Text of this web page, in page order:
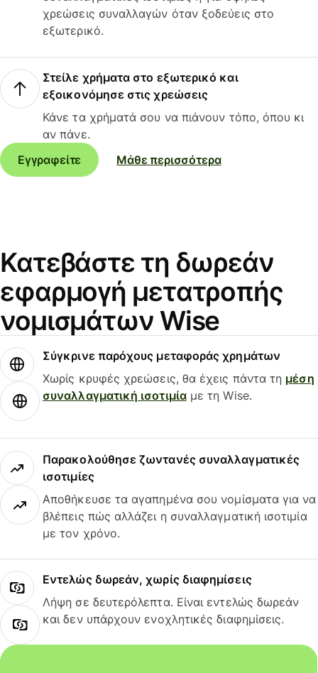
χρεώσεις συναλλαγών όταν ξοδεύεις στο
εξωτερικό.
Στείλε χρήματα στο εξωτερικό και
εξοικονόμησε στις χρεώσεις
Κάνε τα χρήματά σου να πιάνουν τόπο, όπου κι
αν πάνε.
Εγγραφείτε
Μάθε περισσότερα
Κατεβάστε τη δωρεάν
εφαρμογή μετατροπής
νομισμάτων Wise
Σύγκρινε παρόχους μεταφοράς χρημάτων
Χωρίς κρυφές χρεώσεις, θα έχεις πάντα τη μέση
συναλλαγματική ισοτιμίαμε τη Wise.
Παρακολούθησε ζωντανές συναλλαγματικές
ισοτιμίες
Αποθήκευσε τα αγαπημένα σου νομίσματα για να
βλέπεις πώς αλλάζει η συναλλαγματική ισοτιμία
με τον χρόνο.
Εντελώς δωρεάν, χωρίς διαφημίσεις
Λήψη σε δευτερόλεπτα. Είναι εντελώς δωρεάν
και δεν υπάρχουν ενοχλητικές διαφημίσεις.